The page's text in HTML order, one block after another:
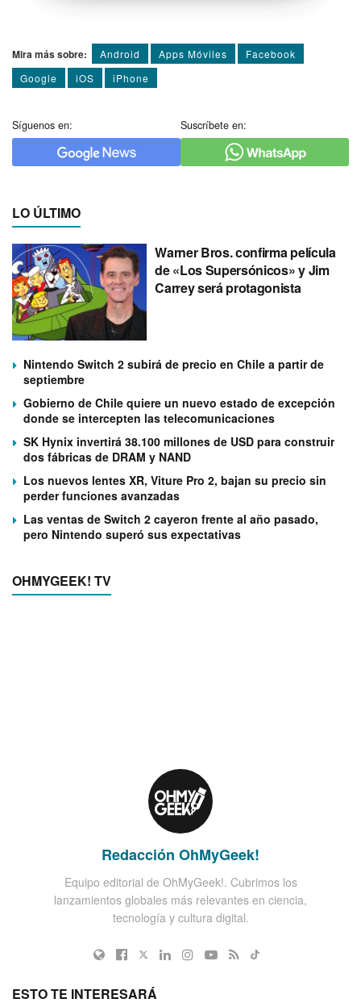
Mira más sobre: Android Apps Móviles
Facebook
Google
iOS iPhone
Síguenos en: Suscríbete en:
LO ÚLTIMO
Warner Bros. confirma película
de «Los Supersónicos» y Jim
Carrey será protagonista
Nintendo Switch 2 subirá de precio en Chile a partir de
septiembre
Gobierno de Chile quiere un nuevo estado de excepción
donde se intercepten las telecomunicaciones
SK Hynix invertirá 38.100 millones de USD para construir
dos fábricas de DRAM y NAND
Los nuevos lentes XR, Viture Pro 2, bajan su precio sin
perder funciones avanzadas
Las ventas de Switch 2 cayeron frente al año pasado,
pero Nintendo superó sus expectativas
OHMYGEEK! TV
Redacción OhMyGeek!
Equipo editorial de OhMyGeek!. Cubrimos los
lanzamientos globales más relevantes en ciencia,
tecnología y cultura digital.
ESTO TE INTERESARÁ